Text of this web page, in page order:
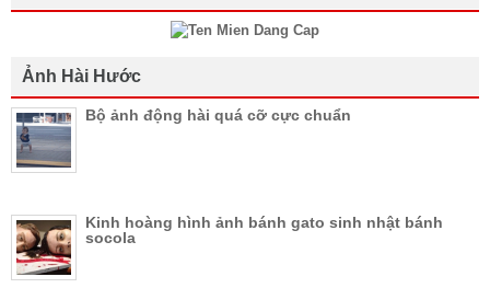
Ảnh Hài Hước
Bộ ảnh động hài quá cỡ cực chuẩn
Kinh hoàng hình ảnh bánh gato sinh nhật bánh
socola